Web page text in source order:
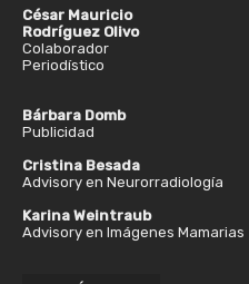
César Mauricio
Rodríguez Olivo
Colaborador
Periodístico
Bárbara Domb
Publicidad
Cristina Besada
Advisory en Neurorradiología
Karina Weintraub
Advisory en Imágenes Mamarias